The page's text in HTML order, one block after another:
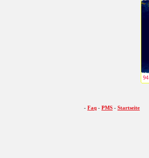
- Faq - PMS - Startseite